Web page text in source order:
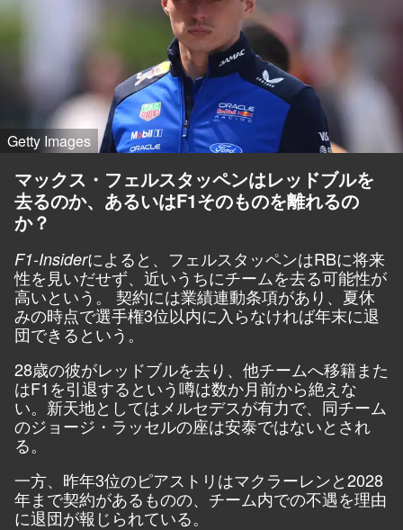
Getty Images
マックス・フェルスタッペンはレッドブルを
去るのか、あるいはF1そのものを離れるの
か？
F1-Insiderによると、フェルスタッペンはRBに将来
性を見いだせず、近いうちにチームを去る可能性が
高いという。 契約には業績連動条項があり、夏休
みの時点で選手権3位以内に入らなければ年末に退
団できるという。
28歳の彼がレッドブルを去り、他チームへ移籍また
はF1を引退するという噂は数か月前から絶えな
い。新天地としてはメルセデスが有力で、同チーム
のジョージ・ラッセルの座は安泰ではないとされ
る。
一方、昨年3位のピアストリはマクラーレンと2028
年まで契約があるものの、チーム内での不遇を理由
に退団が報じられている。